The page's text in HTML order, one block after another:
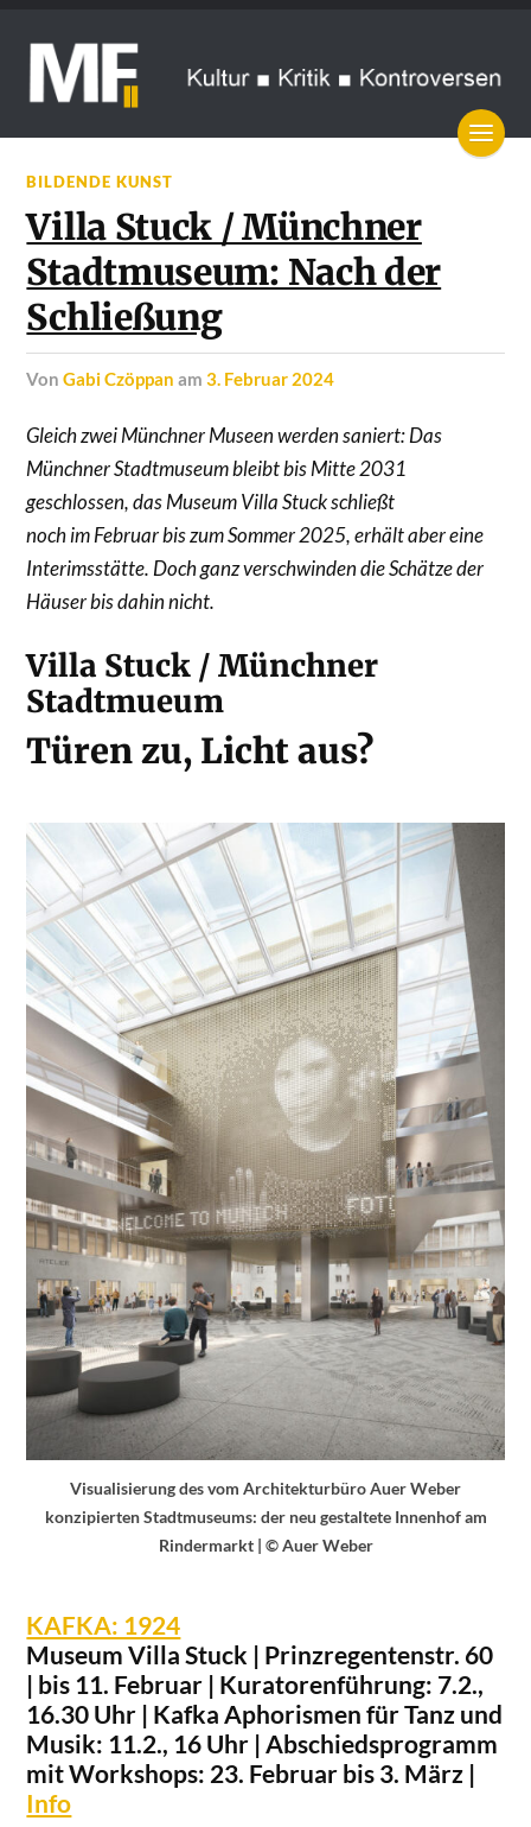
BILDENDE KUNST
Villa Stuck / Münchner
Stadtmuseum: Nach der
Schließung
vonGabi Czöppan am3. Februar 2024
Gleich zwei Münchner Museen werden saniert: Das
Münchner Stadtmuseum bleibt bis Mitte 2031
geschlossen, das Museum Villa Stuck schließt
noch im Februar bis zum Sommer 2025, erhält aber eine
Interimsstätte. Doch ganz verschwinden die Schätze der
Häuser bis dahin nicht.
Villa Stuck / Münchner
Stadtmueum
Türen zu, Licht aus?
Visualisierung des vom Architekturbüro Auer Weber
konzipierten Stadtmuseums: der neu gestaltete Innenhof am
Rindermarkt | © Auer Weber
KAFKA: 1924
Museum Villa Stuck | Prinzregentenstr. 60
| bis 11. Februar | Kuratorenführung: 7.2.,
16.30 Uhr | Kafka Aphorismen für Tanz und
Musik: 11.2., 16 Uhr | Abschiedsprogramm
mit Workshops: 23. Februar bis 3. März |
Info